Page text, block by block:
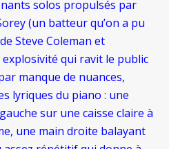
solos propulsés par
(un batteur qu’on a pu
Steve Coleman et
qui ravit le public
manque de nuances,
lyriques du piano : une
sur une caisse claire à
une main droite balayant